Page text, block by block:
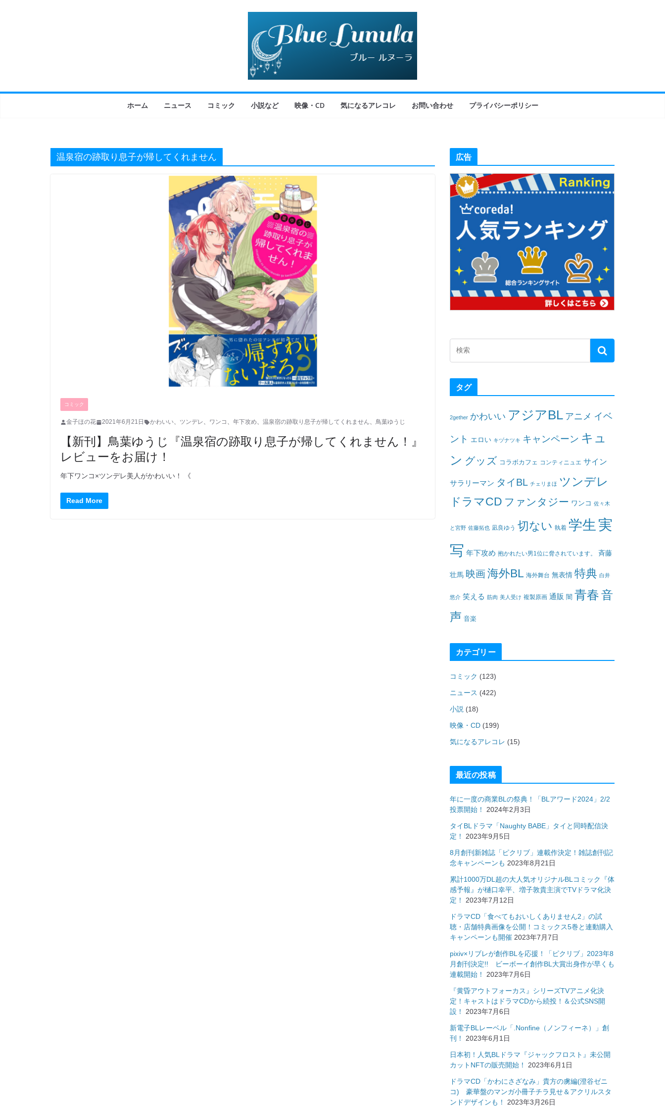
ホーム ニュース コミック 小説など 映像・CD 気になるアレコレ お問い合わせ プライバシーポリシー
温泉宿の跡取り息子が帰してくれません
コミック
金子ほの花 2021年6月21日 かわいい、 ツンデレ、 ワンコ 、 年下攻め、 温泉宿の跡取り息子が帰してくれません、 鳥葉ゆうじ
【新刊】鳥葉ゆうじ『温泉宿の跡取り息子が帰してくれません！』
レビューをお届け！
年下ワンコ×ツンデレ美人がかわいい！ 《
Read More
広告
タグ
2gether かわいい アジアBL アニメ イベ
ント エロい キヅナツキ キャンペーン キュ
ン グッズ コラボカフェ コンティニュエ サイン
サラリーマン タイBL チェリまほ ツンデレ
ドラマCD ファンタジー ワンコ 佐々木
と宮野 佐藤拓也 凪良ゆう 切ない 執着 学生 実
写 年下攻め 抱かれたい男1位に脅されています。 斉藤
壮馬 映画海外BL 海外舞台 無表情 特典 白井
悠介 笑える 筋肉 美人受け 複製原画 通販 闇 青春音
声 音楽
カテゴリー
コミック (123)
ニュース (422)
小説 (18)
映像・CD (199)
気になるアレコレ (15)
最近の投稿
年に一度の商業BLの祭典！「BLアワード2024」2/2
投票開始！
2024年2月3日
タイBLドラマ「Naughty BABE」タイと同時配信決
定！
2023年9月5日
8月創刊新雑誌「ピクリブ」連載作決定！雑誌創刊記
念キャンペーンも 2023年8月21日
累計1000万DL超の大人気オリジナルBLコミック『体
感予報』が樋口幸平、増子敦貴主演でTVドラマ化決
定！
2023年7月12日
ドラマCD「食べてもおいしくありません2」の試
聴・店舗特典画像を公開！コミックス5巻と連動購入
キャンペーンも開催 2023年7月7日
pixiv×リブレが創作BLを応援！「ピクリブ」2023年8
月創刊決定!! ビーボーイ創作BL大賞出身作が早くも
連載開始！
2023年7月6日
『黄昏アウトフォーカス』シリーズTVアニメ化決
定！キャストはドラマCDから続投！＆公式SNS開
設！
2023年7月6日
新電子BLレーベル「.Nonfine（ノンフィーネ）」創
刊！
2023年6月1日
日本初！人気BLドラマ『ジャックフロスト』未公開
カットNFTの販売開始！
2023年6月1日
ドラマCD「かわにさざなみ」貴方の虜編(澄谷ゼニ
コ) 豪華盤のマンガ小冊子チラ見せ＆アクリルスタ
ンドデザインも！
2023年3月26日